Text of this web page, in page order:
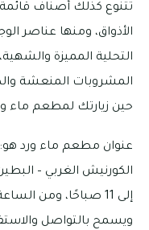
تتنوع كذلك أصناف قائمة
الأذواق، ومنها عناصر
التحلية المميزة
المشروبات المنعشة
حين زيارتك لمطعم ماء
عنوان مطعم ماء ورد
ويسمح بالتواصل